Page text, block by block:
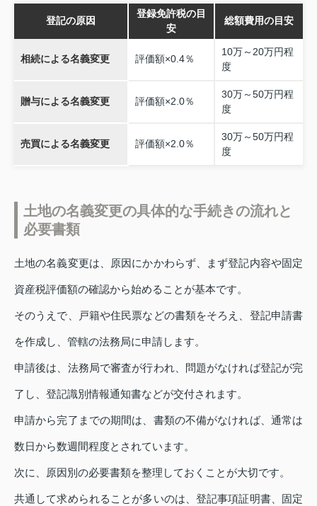
登記の原因
登録免許税の目
安
総額費用の目安
相続による名義変更 評価額×0.4％
10万～20万円程
度
贈与による名義変更 評価額×2.0％
30万～50万円程
度
売買による名義変更 評価額×2.0％
30万～50万円程
度
土地の名義変更の具体的な手続きの流れと
必要書類
土地の名義変更は、原因にかかわらず、まず登記内容や固定
資産税評価額の確認から始めることが基本です。
そのうえで、戸籍や住民票などの書類をそろえ、登記申請書
を作成し、管轄の法務局に申請します。
申請後は、法務局で審査が行われ、問題がなければ登記が完
了し、登記識別情報通知書などが交付されます。
申請から完了までの期間は、書類の不備がなければ、通常は
数日から数週間程度とされています。
次に、原因別の必要書類を整理しておくことが大切です。
共通して求められることが多いのは、登記事項証明書、固定